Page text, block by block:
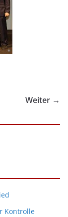
Weiter →
Kontrolle